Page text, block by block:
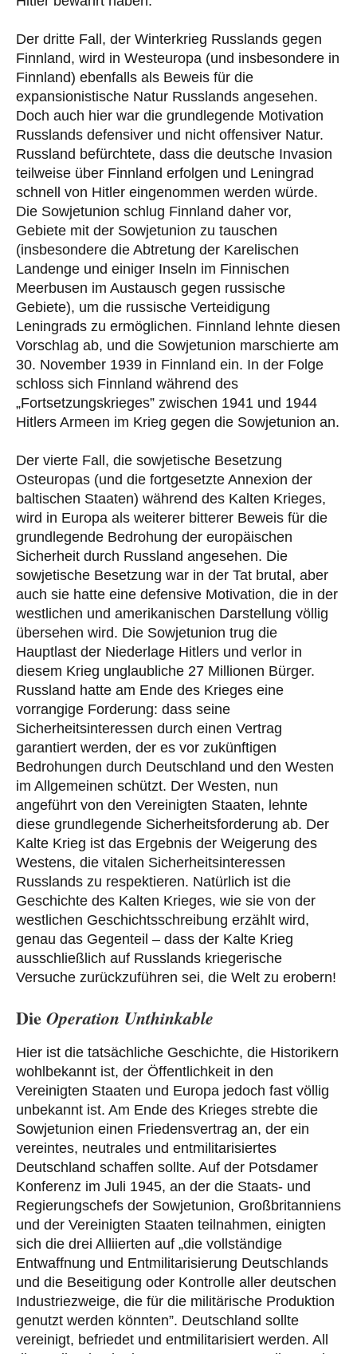
Der dritte Fall, der Winterkrieg Russlands gegen
Finnland, wird in Westeuropa (und insbesondere in
Finnland) ebenfalls als Beweis für die
expansionistische Natur Russlands angesehen.
Doch auch hier war die grundlegende Motivation
Russlands defensiver und nicht offensiver Natur.
Russland befürchtete, dass die deutsche Invasion
teilweise über Finnland erfolgen und Leningrad
schnell von Hitler eingenommen werden würde.
Die Sowjetunion schlug Finnland daher vor,
Gebiete mit der Sowjetunion zu tauschen
(insbesondere die Abtretung der Karelischen
Landenge und einiger Inseln im Finnischen
Meerbusen im Austausch gegen russische
Gebiete), um die russische Verteidigung
Leningrads zu ermöglichen. Finnland lehnte diesen
Vorschlag ab, und die Sowjetunion marschierte am
30. November 1939 in Finnland ein. In der Folge
schloss sich Finnland während des
„Fortsetzungskrieges” zwischen 1941 und 1944
Hitlers Armeen im Krieg gegen die Sowjetunion an.
Der vierte Fall, die sowjetische Besetzung
Osteuropas (und die fortgesetzte Annexion der
baltischen Staaten) während des Kalten Krieges,
wird in Europa als weiterer bitterer Beweis für die
grundlegende Bedrohung der europäischen
Sicherheit durch Russland angesehen. Die
sowjetische Besetzung war in der Tat brutal, aber
auch sie hatte eine defensive Motivation, die in der
westlichen und amerikanischen Darstellung völlig
übersehen wird. Die Sowjetunion trug die
Hauptlast der Niederlage Hitlers und verlor in
diesem Krieg unglaubliche 27 Millionen Bürger.
Russland hatte am Ende des Krieges eine
vorrangige Forderung: dass seine
Sicherheitsinteressen durch einen Vertrag
garantiert werden, der es vor zukünftigen
Bedrohungen durch Deutschland und den Westen
im Allgemeinen schützt. Der Westen, nun
angeführt von den Vereinigten Staaten, lehnte
diese grundlegende Sicherheitsforderung ab. Der
Kalte Krieg ist das Ergebnis der Weigerung des
Westens, die vitalen Sicherheitsinteressen
Russlands zu respektieren. Natürlich ist die
Geschichte des Kalten Krieges, wie sie von der
westlichen Geschichtsschreibung erzählt wird,
genau das Gegenteil – dass der Kalte Krieg
ausschließlich auf Russlands kriegerische
Versuche zurückzuführen sei, die Welt zu erobern!
DieOperation Unthinkable
Hier ist die tatsächliche Geschichte, die Historikern
wohlbekannt ist, der Öffentlichkeit in den
Vereinigten Staaten und Europa jedoch fast völlig
unbekannt ist. Am Ende des Krieges strebte die
Sowjetunion einen Friedensvertrag an, der ein
vereintes, neutrales und entmilitarisiertes
Deutschland schaffen sollte. Auf der Potsdamer
Konferenz im Juli 1945, an der die Staats- und
Regierungschefs der Sowjetunion, Großbritanniens
und der Vereinigten Staaten teilnahmen, einigten
sich die drei Alliierten auf „die vollständige
Entwaffnung und Entmilitarisierung Deutschlands
und die Beseitigung oder Kontrolle aller deutschen
Industriezweige, die für die militärische Produktion
genutzt werden könnten”. Deutschland sollte
vereinigt, befriedet und entmilitarisiert werden. All